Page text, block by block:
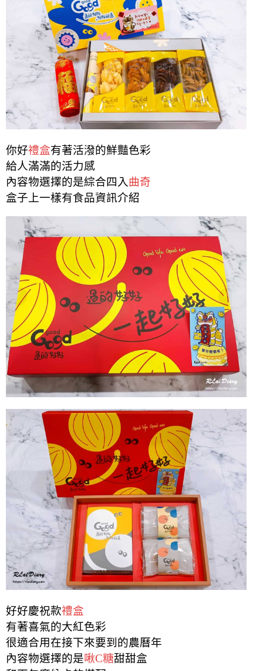
你好禮盒有著活潑的鮮豔色彩
給人滿滿的活力感
內容物選擇的是綜合四入曲奇
盒子上一樣有食品資訊介紹
好好慶祝款禮盒
有著喜氣的大紅色彩
很適合用在接下來要到的農曆年
內容物選擇的是啾C糖甜甜盒